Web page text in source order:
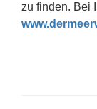
zu finden. Bei